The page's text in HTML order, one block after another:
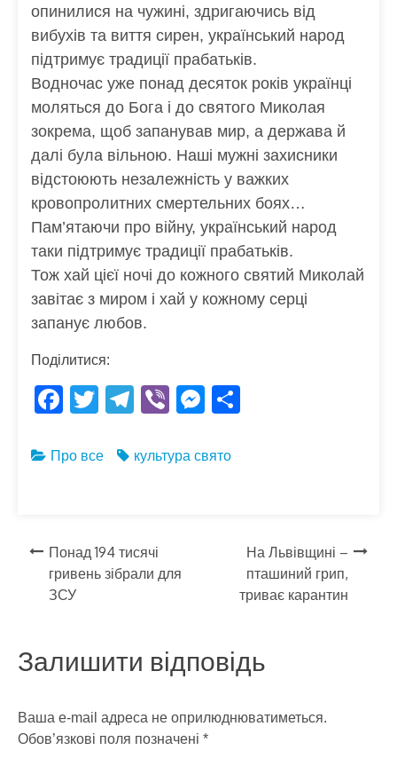
опинилися на чужині, здригаючись від
вибухів та виття сирен, український народ
підтримує традиції прабатьків.
Водночас уже понад десяток років українці
моляться до Бога і до святого Миколая
зокрема, щоб запанував мир, а держава й
далі була вільною. Наші мужні захисники
відстоюють незалежність у важких
кровопролитних смертельних боях…
Пам’ятаючи про війну, український народ
таки підтримує традиції прабатьків.
Тож хай цієї ночі до кожного святий Миколай
завітає з миром і хай у кожному серці
запанує любов.
Поділитися:
F
e
o
k
T
itt
T
e
m
Vi
er
M
se
Про все культура свято
Навігація
записів
Понад 194 тисячі
гривень зібрали для
ЗСУ
На Львівщині –
пташиний грип,
триває карантин
Залишити відповідь
Ваша e-mail адреса не оприлюднюватиметься.
Обов’язкові поля позначені *